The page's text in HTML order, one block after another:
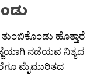
ಹೊತ್ತಾರೆ
ನಡೆಯವ ನಿತ್ಯದ
ಮೈಮುರಿತದ